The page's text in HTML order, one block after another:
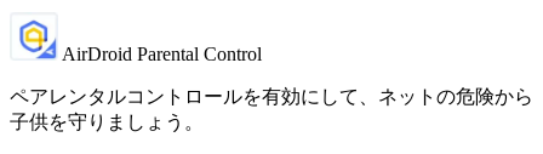
AirDroid Parental Control
ペアレンタルコントロールを有効にして、ネットの危険から
子供を守りましょう。